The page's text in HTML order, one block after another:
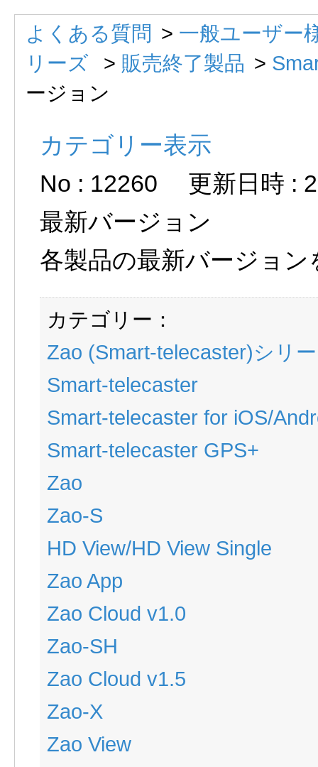
よくある質問 > 一般ユーザー
リーズ
> 販売終了製品 >
ージョン
カテゴリー表示
No : 12260
更新日時 :
最新バージョン
各製品の最新バージョ
カテゴリー：
Zao (Smart-telecaster)シリ
Smart-telecaster
Smart-telecaster for iOS/
Smart-telecaster GPS+
Zao
Zao-S
HD View/HD View Single
Zao App
Zao Cloud v1.0
Zao-SH
Zao Cloud v1.5
Zao-X
Zao View